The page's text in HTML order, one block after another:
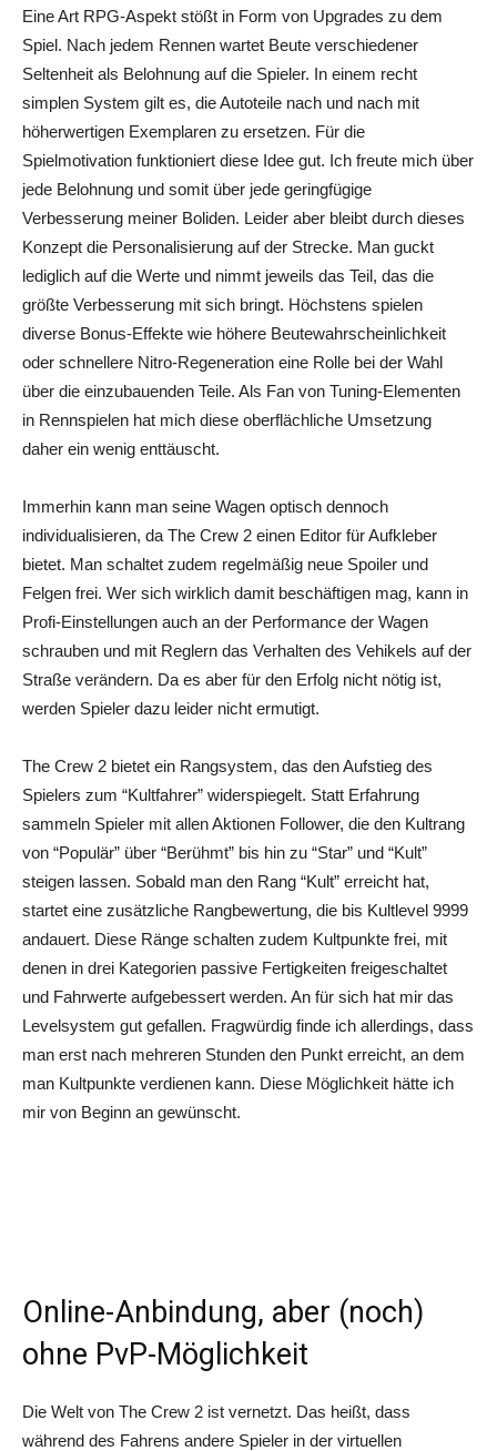
Eine Art RPG-Aspekt stößt in Form von Upgrades zu dem
Spiel. Nach jedem Rennen wartet Beute verschiedener
Seltenheit als Belohnung auf die Spieler. In einem recht
simplen System gilt es, die Autoteile nach und nach mit
höherwertigen Exemplaren zu ersetzen. Für die
Spielmotivation funktioniert diese Idee gut. Ich freute mich über
jede Belohnung und somit über jede geringfügige
Verbesserung meiner Boliden. Leider aber bleibt durch dieses
Konzept die Personalisierung auf der Strecke. Man guckt
lediglich auf die Werte und nimmt jeweils das Teil, das die
größte Verbesserung mit sich bringt. Höchstens spielen
diverse Bonus-Effekte wie höhere Beutewahrscheinlichkeit
oder schnellere Nitro-Regeneration eine Rolle bei der Wahl
über die einzubauenden Teile. Als Fan von Tuning-Elementen
in Rennspielen hat mich diese oberflächliche Umsetzung
daher ein wenig enttäuscht.
Immerhin kann man seine Wagen optisch dennoch
individualisieren, da The Crew 2 einen Editor für Aufkleber
bietet. Man schaltet zudem regelmäßig neue Spoiler und
Felgen frei. Wer sich wirklich damit beschäftigen mag, kann in
Profi-Einstellungen auch an der Performance der Wagen
schrauben und mit Reglern das Verhalten des Vehikels auf der
Straße verändern. Da es aber für den Erfolg nicht nötig ist,
werden Spieler dazu leider nicht ermutigt.
The Crew 2 bietet ein Rangsystem, das den Aufstieg des
Spielers zum “Kultfahrer” widerspiegelt. Statt Erfahrung
sammeln Spieler mit allen Aktionen Follower, die den Kultrang
von “Populär” über “Berühmt” bis hin zu “Star” und “Kult”
steigen lassen. Sobald man den Rang “Kult” erreicht hat,
startet eine zusätzliche Rangbewertung, die bis Kultlevel 9999
andauert. Diese Ränge schalten zudem Kultpunkte frei, mit
denen in drei Kategorien passive Fertigkeiten freigeschaltet
und Fahrwerte aufgebessert werden. An für sich hat mir das
Levelsystem gut gefallen. Fragwürdig finde ich allerdings, dass
man erst nach mehreren Stunden den Punkt erreicht, an dem
man Kultpunkte verdienen kann. Diese Möglichkeit hätte ich
mir von Beginn an gewünscht.
Online-Anbindung, aber (noch)
ohne PvP-Möglichkeit
Die Welt von The Crew 2 ist vernetzt. Das heißt, dass
während des Fahrens andere Spieler in der virtuellen